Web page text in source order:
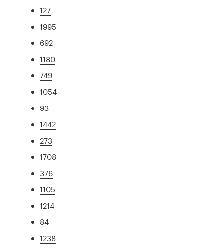
127
1995
692
1180
749
1054
93
1442
273
1708
376
1105
1214
84
1238